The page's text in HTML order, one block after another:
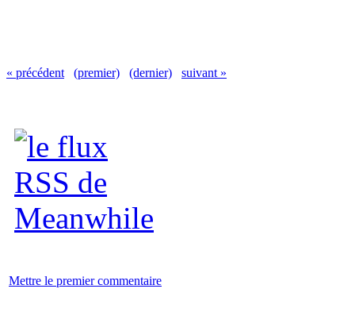
« précédent (premier) (dernier) suivant »
Mettre le premier commentaire